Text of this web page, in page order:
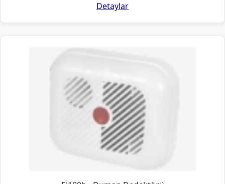
Detaylar